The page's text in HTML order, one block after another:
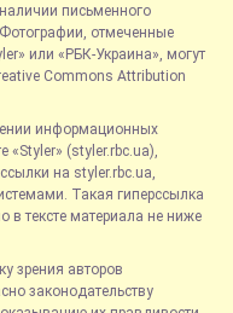
письменного
отмеченные
или «РБК-Украина», могут
Commons Attribution
информационных
«Styler» (styler.rbc.ua),
на styler.rbc.ua,
Такая гиперссылка
в тексте материала не ниже
зрения авторов
законодательству